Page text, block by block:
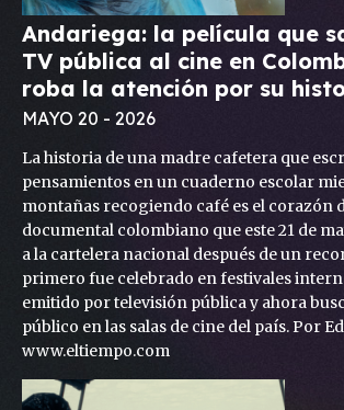
Andariega: la película que
TV pública al cine en
roba la atención por su
MAYO 20 - 2026
La historia de una madre cafetera que
pensamientos en un cuaderno escolar
montañas recogiendo café es el corazón
documental colombiano que este 21 de
a la cartelera nacional después de un
primero fue celebrado en festivales
emitido por televisión pública y ahora
público en las salas de cine del país. Por
www.eltiempo.com